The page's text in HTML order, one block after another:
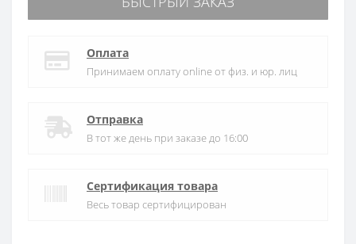
Оплата
Принимаем оплату online от физ. и юр. лиц
Отправка
В тот же день при заказе до 16:00
Сертификация товара
Весь товар сертифицирован